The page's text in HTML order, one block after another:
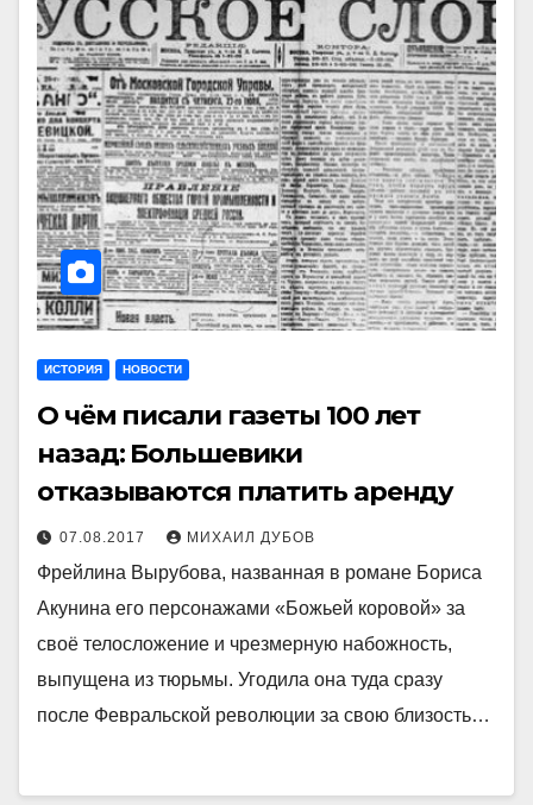
ИСТОРИЯ НОВОСТИ
О чём писали газеты 100 лет
назад: Большевики
отказываются платить аренду
07.08.2017 МИХАИЛ ДУБОВ
Фрейлина Вырубова, названная в романе Бориса
Акунина его персонажами «Божьей коровой» за
своё телосложение и чрезмерную набожность,
выпущена из тюрьмы. Угодила она туда сразу
после Февральской революции за свою близость…